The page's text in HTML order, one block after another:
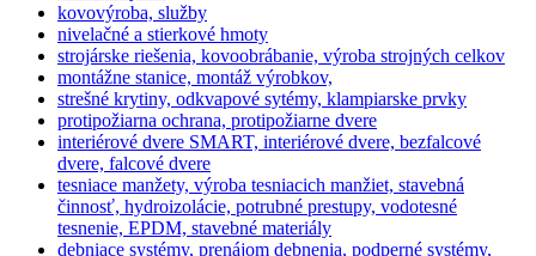
kovovýroba, služby
nivelačné a stierkové hmoty
strojárske riešenia, kovoobrábanie, výroba strojných celkov
montážne stanice, montáž výrobkov,
strešné krytiny, odkvapové sytémy, klampiarske prvky
protipožiarna ochrana, protipožiarne dvere
interiérové dvere SMART, interiérové dvere, bezfalcové
dvere, falcové dvere
tesniace manžety, výroba tesniacich manžiet, stavebná
činnosť, hydroizolácie, potrubné prestupy, vodotesné
tesnenie, EPDM, stavebné materiály
debniace systémy, prenájom debnenia, podperné systémy,